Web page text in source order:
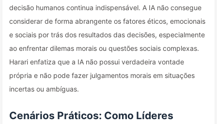
decisão humanos continua indispensável. A IA não consegue
considerar de forma abrangente os fatores éticos, emocionais
e sociais por trás dos resultados das decisões, especialmente
ao enfrentar dilemas morais ou questões sociais complexas.
Harari enfatiza que a IA não possui verdadeira vontade
própria e não pode fazer julgamentos morais em situações
incertas ou ambíguas.
Cenários Práticos: Como Líderes